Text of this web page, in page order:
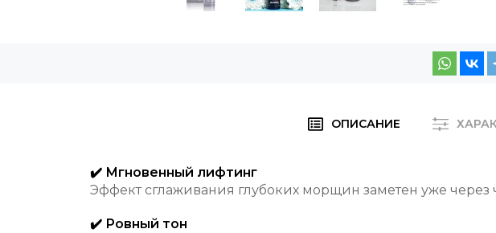
ОПИСАНИЕ
✔️ Мгновенный лифтинг
Эффект сглаживания глубоких морщин заметен уже через
✔️ Ровный тон